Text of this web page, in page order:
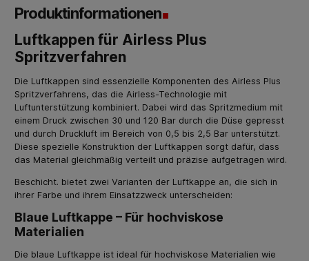
Produktinformationen
Luftkappen für Airless Plus
Spritzverfahren
Die Luftkappen sind essenzielle Komponenten des Airless Plus
Spritzverfahrens, das die Airless-Technologie mit
Luftunterstützung kombiniert. Dabei wird das Spritzmedium mit
einem Druck zwischen 30 und 120 Bar durch die Düse gepresst
und durch Druckluft im Bereich von 0,5 bis 2,5 Bar unterstützt.
Diese spezielle Konstruktion der Luftkappen sorgt dafür, dass
das Material gleichmäßig verteilt und präzise aufgetragen wird.
Beschicht. bietet zwei Varianten der Luftkappe an, die sich in
ihrer Farbe und ihrem Einsatzzweck unterscheiden:
Blaue Luftkappe – Für hochviskose
Materialien
Die blaue Luftkappe ist ideal für hochviskose Materialien wie